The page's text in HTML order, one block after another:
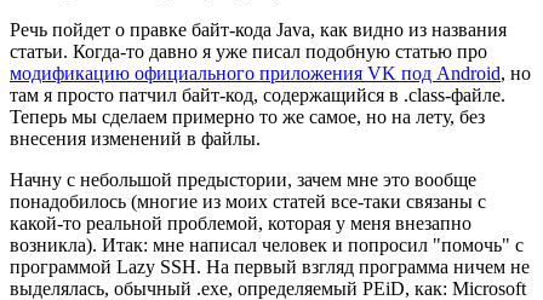
Речь пойдет о правке байт-кода Java, как видно из названия
статьи. Когда-то давно я уже писал подобную статью про
модификацию официального приложения VK под Android, но
там я просто патчил байт-код, содержащийся в .class-файле.
Теперь мы сделаем примерно то же самое, но на лету, без
внесения изменений в файлы.
Начну с небольшой предыстории, зачем мне это вообще
понадобилось (многие из моих статей все-таки связаны с
какой-то реальной проблемой, которая у меня внезапно
возникла). Итак: мне написал человек и попросил "помочь" с
программой Lazy SSH. На первый взгляд программа ничем не
выделялась, обычный .exe, определяемый PEiD, как: Microsoft